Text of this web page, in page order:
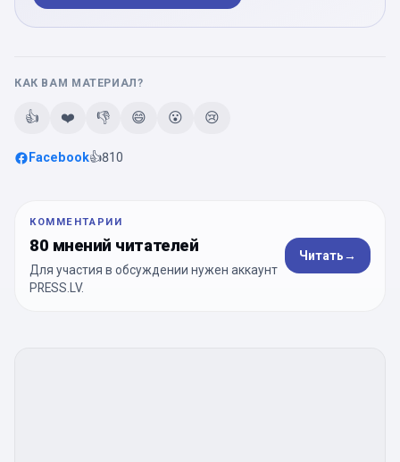
КАК ВАМ МАТЕРИАЛ?
👍 ❤️ 👎 😄 😮 😢
Facebook👍810
КОММЕНТАРИИ
80 мнений читателей
Для участия в обсуждении нужен аккаунт
PRESS.LV.
Читать→